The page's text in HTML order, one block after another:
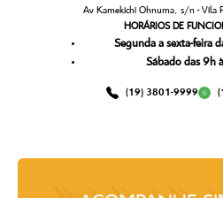
Av Kamekichi Ohnuma, s/n - Vila
HORÁRIOS DE
Segunda a sexta-feira
Sábado das 9h
(19) 3801-9999